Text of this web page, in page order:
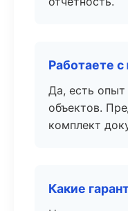
Работаете
Да, есть
объектов.
комплект
Какие